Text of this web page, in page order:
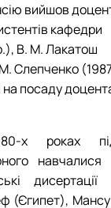
вийшов
кафедри
В. М. Лакатош
Слепченко
на посаду
х роках
навчалися
дисертації
(Єгипет),